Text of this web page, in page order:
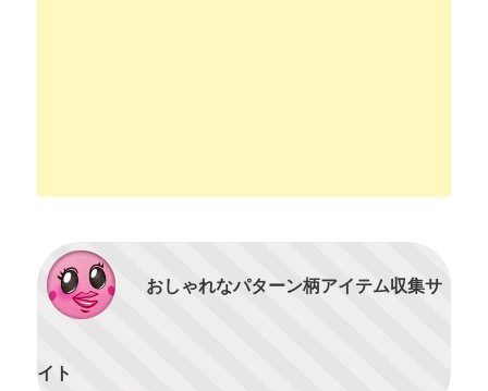
おしゃれなパターン柄アイテム収集サ
イト